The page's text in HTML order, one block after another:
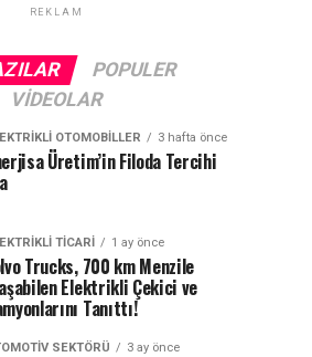
REKLAM
POPULER
VIDEOLAR
OTOMOBILLER 3 hafta önce
Üretim’in Filoda Tercihi
TICARI 1 ay önce
Trucks, 700 km Menzile
Elektrikli Çekici ve
Tanıttı!
SEKTÖRÜ 3 ay önce